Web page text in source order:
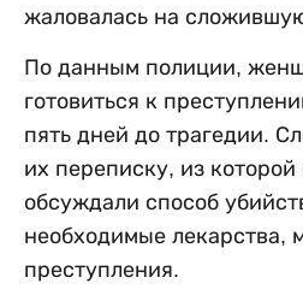
жаловалась на
По данным полиции,
готовиться к
пять дней до трагедии.
их переписку, из которой
обсуждали способ
необходимые лекарства,
преступления.